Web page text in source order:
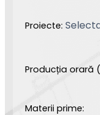
Proiecte:
Producția orară
Materii prime: